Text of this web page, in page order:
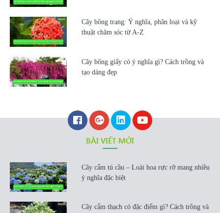
Cây bông trang: Ý nghĩa, phân loại và kỹ
thuật chăm sóc từ A-Z
Cây bông giấy có ý nghĩa gì? Cách trồng và
tạo dáng đẹp
BÀI VIẾT MỚI
Cây cẩm tú cầu – Loài hoa rực rỡ mang nhiều
ý nghĩa đặc biệt
Cây cẩm thạch có đặc điểm gì? Cách trồng và